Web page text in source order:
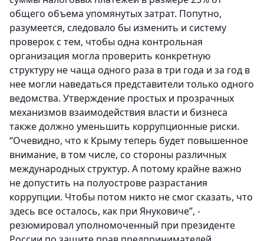
общего объема упомянутых затрат. Попутно,
разумеется, следовало бы изменить и систему
проверок с тем, чтобы одна контрольная
организация могла проверить конкретную
структуру не чаща одного раза в три года и за год в
нее могли наведаться представители только одного
ведомства. Утверждение простых и прозрачных
механизмов взаимодействия власти и бизнеса
также должно уменьшить коррупционные риски.
“Очевидно, что к Крыму теперь будет повышенное
внимание, в том числе, со стороны различных
международных структур. А потому крайне важно
не допустить на полуострове разрастания
коррупции. Чтобы потом никто не смог сказать, что
здесь все осталось, как при Януковиче”, -
резюмировал уполномоченный при президенте